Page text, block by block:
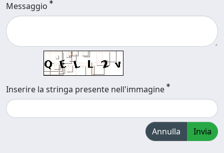
Messaggio
Inserire la stringa presente nell'immagine
Annulla Invia